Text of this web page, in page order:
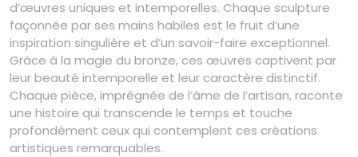
d’œuvres uniques et intemporelles. Chaque sculpture
façonnée par ses mains habiles est le fruit d’une
inspiration singulière et d’un savoir-faire exceptionnel.
Grâce à la magie du bronze, ces œuvres captivent par
leur beauté intemporelle et leur caractère distinctif.
Chaque pièce, imprégnée de l’âme de l’artisan, raconte
une histoire qui transcende le temps et touche
profondément ceux qui contemplent ces créations
artistiques remarquables.